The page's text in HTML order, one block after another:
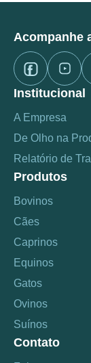
Acompanhe
Institucional
A Empresa
De Olho na
Relatório de
Produtos
Bovinos
Cães
Caprinos
Equinos
Gatos
Ovinos
Suínos
Contato